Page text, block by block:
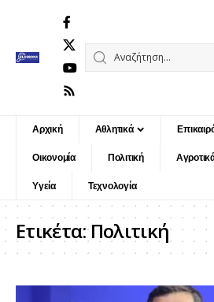
Αρχική Αθλητικά
Οικονομία Πολιτική
Υγεία Τεχνολογία
Ετικέτα:Πολιτική